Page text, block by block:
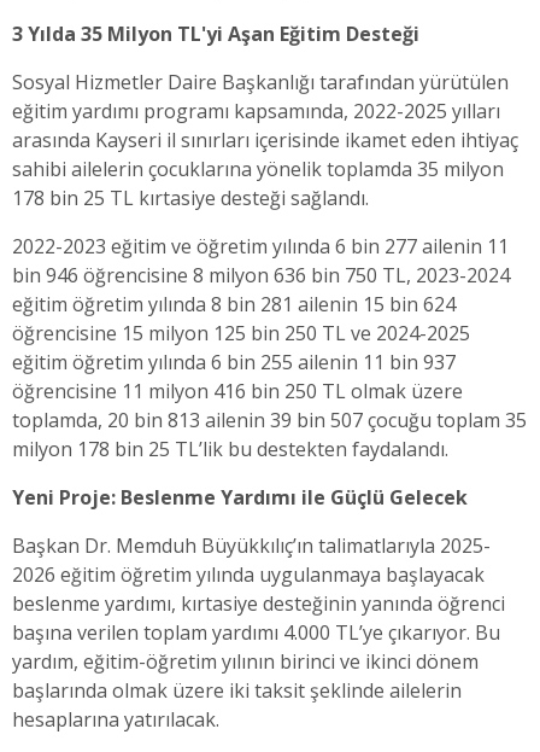
3 Yılda 35 Milyon TL'yi Aşan Eğitim Desteği
Sosyal Hizmetler Daire Başkanlığı tarafından yürütülen
eğitim yardımı programı kapsamında, 2022-2025 yılları
arasında Kayseri il sınırları içerisinde ikamet eden ihtiyaç
sahibi ailelerin çocuklarına yönelik toplamda 35 milyon
178 bin 25 TL kırtasiye desteği sağlandı.
2022-2023 eğitim ve öğretim yılında 6 bin 277 ailenin 11
bin 946 öğrencisine 8 milyon 636 bin 750 TL, 2023-2024
eğitim öğretim yılında 8 bin 281 ailenin 15 bin 624
öğrencisine 15 milyon 125 bin 250 TL ve 2024-2025
eğitim öğretim yılında 6 bin 255 ailenin 11 bin 937
öğrencisine 11 milyon 416 bin 250 TL olmak üzere
toplamda, 20 bin 813 ailenin 39 bin 507 çocuğu toplam 35
milyon 178 bin 25 TL’lik bu destekten faydalandı.
Yeni Proje: Beslenme Yardımı ile Güçlü Gelecek
Başkan Dr. Memduh Büyükkılıç’ın talimatlarıyla 2025-
2026 eğitim öğretim yılında uygulanmaya başlayacak
beslenme yardımı, kırtasiye desteğinin yanında öğrenci
başına verilen toplam yardımı 4.000 TL’ye çıkarıyor. Bu
yardım, eğitim-öğretim yılının birinci ve ikinci dönem
başlarında olmak üzere iki taksit şeklinde ailelerin
hesaplarına yatırılacak.